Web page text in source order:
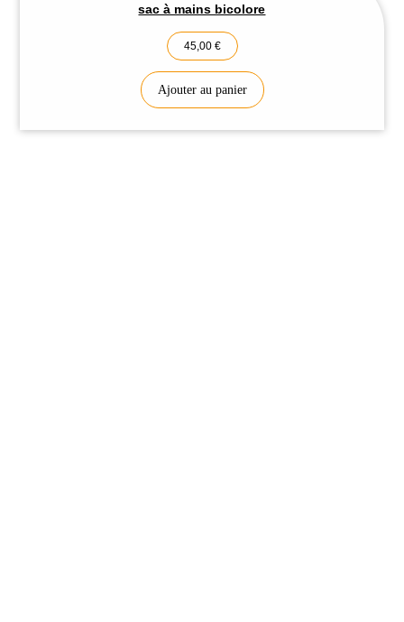
sac à mains bicolore
45,00 €
Ajouter au panier